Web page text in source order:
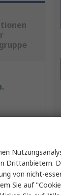
Drittanbietern.
von nicht-
Sie auf "Cookie